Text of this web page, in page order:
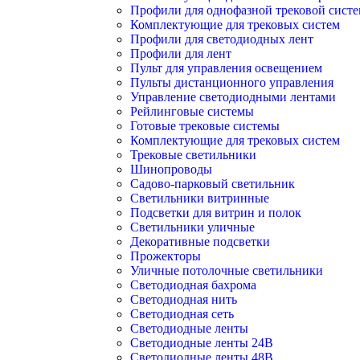
Профили для однофазной трековой
Комплектующие для трековых систем
Профили для светодиодных лент
Профили для лент
Пульт для управления освещением
Пульты дистанционного управления
Управление светодиодными лентами
Рейлинговые системы
Готовые трековые системы
Комплектующие для трековых систем
Трековые светильники
Шинопроводы
Садово-парковый светильник
Светильники витринные
Подсветки для витрин и полок
Светильники уличные
Декоративные подсветки
Прожекторы
Уличные потолочные светильники
Светодиодная бахрома
Светодиодная нить
Светодиодная сеть
Светодиодные ленты
Светодиодные ленты 24В
Светодиодные ленты 48В